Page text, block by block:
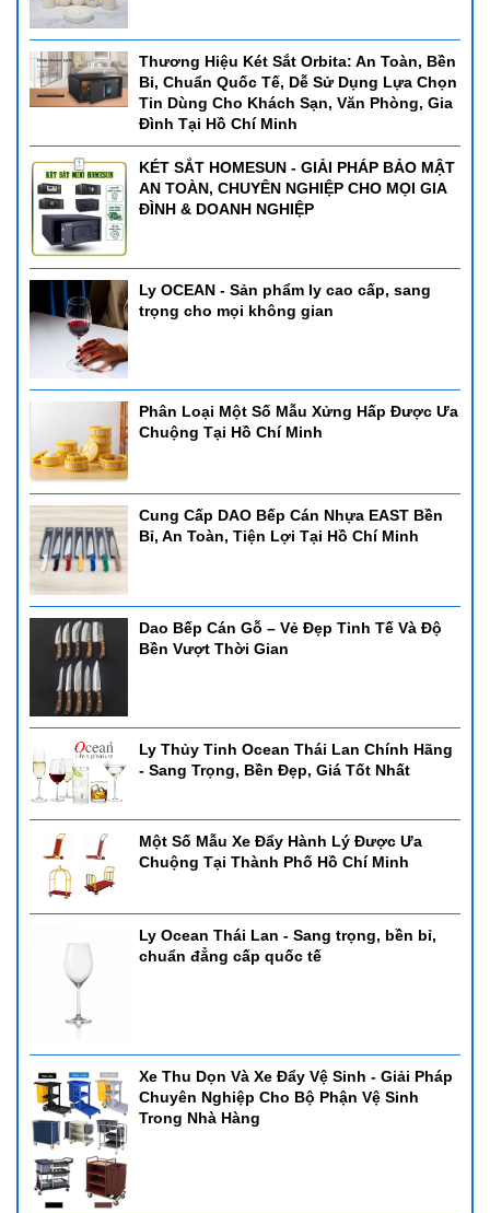
Thương Hiệu Két Sắt Orbita: An Toàn, Bền
Bỉ, Chuẩn Quốc Tế, Dễ Sử Dụng Lựa Chọn
Tin Dùng Cho Khách Sạn, Văn Phòng, Gia
Đình Tại Hồ Chí Minh
KÉT SẮT HOMESUN - GIẢI PHÁP BẢO MẬT
AN TOÀN, CHUYÊN NGHIỆP CHO MỌI GIA
ĐÌNH & DOANH NGHIỆP
Ly OCEAN - Sản phẩm ly cao cấp, sang
trọng cho mọi không gian
Phân Loại Một Số Mẫu Xửng Hấp Được Ưa
Chuộng Tại Hồ Chí Minh
Cung Cấp DAO Bếp Cán Nhựa EAST Bền
Bỉ, An Toàn, Tiện Lợi Tại Hồ Chí Minh
Dao Bếp Cán Gỗ – Vẻ Đẹp Tinh Tế Và Độ
Bền Vượt Thời Gian
Ly Thủy Tinh Ocean Thái Lan Chính Hãng
- Sang Trọng, Bền Đẹp, Giá Tốt Nhất
Một Số Mẫu Xe Đẩy Hành Lý Được Ưa
Chuộng Tại Thành Phố Hồ Chí Minh
Ly Ocean Thái Lan - Sang trọng, bền bỉ,
chuẩn đẳng cấp quốc tế
Xe Thu Dọn Và Xe Đẩy Vệ Sinh - Giải Pháp
Chuyên Nghiệp Cho Bộ Phận Vệ Sinh
Trong Nhà Hàng